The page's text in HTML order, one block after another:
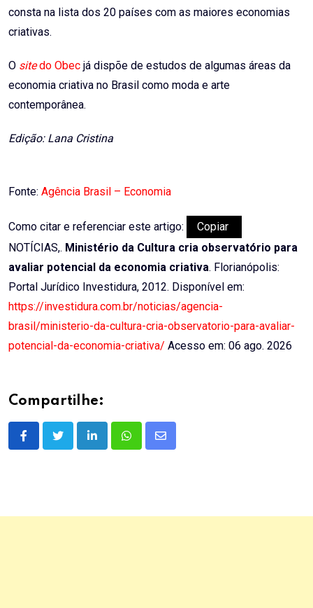
consta na lista dos 20 países com as maiores economias
criativas.
O sitedo Obec já dispõe de estudos de algumas áreas da
economia criativa no Brasil como moda e arte
contemporânea.
Edição: Lana Cristina
Fonte: Agência Brasil – Economia
Como citar e referenciar este artigo:
Copiar
NOTÍCIAS,. Ministério da Cultura cria observatório para
avaliar potencial da economia criativa. Florianópolis:
Portal Jurídico Investidura, 2012. Disponível em:
https://investidura.com.br/noticias/agencia-
brasil/ministerio-da-cultura-cria-observatorio-para-avaliar-
potencial-da-economia-criativa/ Acesso em: 06 ago. 2026
Compartilhe:
LinkedInWhatsappShare